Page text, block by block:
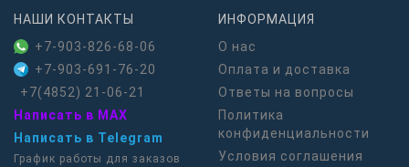
НАШИ КОНТАКТЫ
+7-903-826-68-06
+7-903-691-76-20
+7(4852) 21-06-21
Написать в MAX
Написать в Telegram
График работы для заказов
ИНФОРМАЦИЯ
О нас
Оплата и доставка
Ответы на вопросы
Политика
конфиденциальности
Условия соглашения